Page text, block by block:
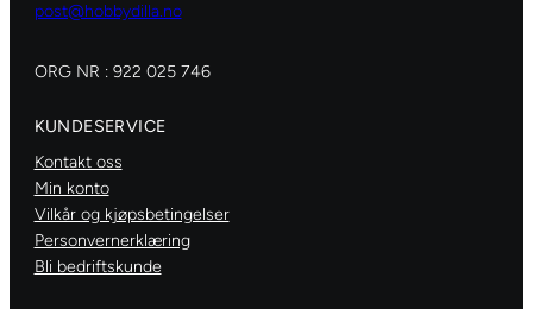
post@hobbydilla.no
ORG NR : 922 025 746
KUNDESERVICE
Kontakt oss
Min konto
Vilkår og kjøpsbetingelser
Personvernerklæring
Bli bedriftskunde